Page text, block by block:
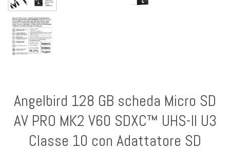
Angelbird 128 GB scheda Micro SD
AV PRO MK2 V60 SDXC™ UHS-II U3
Classe 10 con Adattatore SD